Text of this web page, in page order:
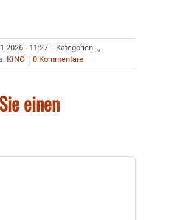
- 11:27 | Kategorien: .,
KINO | 0 Kommentare
einen